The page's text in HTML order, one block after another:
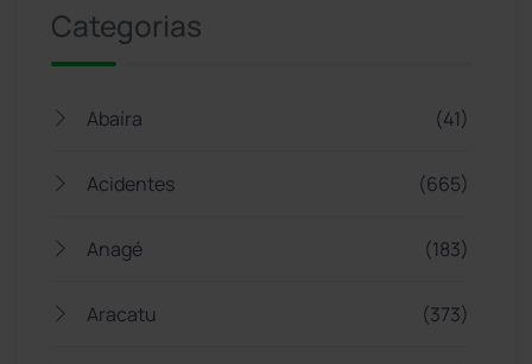
Categorias
Abaíra (41)
Acidentes (665)
Anagé (183)
Aracatu (373)